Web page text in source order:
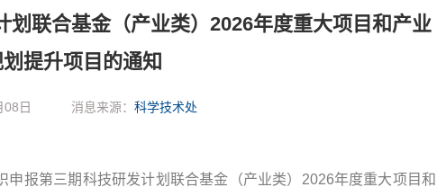
联合基金（产业类）2026年度重大项目和产业
提升项目的通知
08日 消息来源： 科学技术处
报第三期科技研发计划联合基金（产业类）2026年度重大项目和